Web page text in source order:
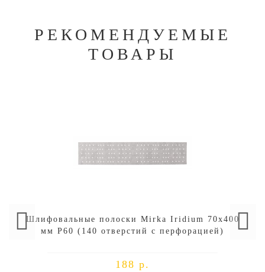
РЕКОМЕНДУЕМЫЕ
ТОВАРЫ
Шлифовальные полоски Mirka Iridium 70х400
мм P60 (140 отверстий с перфорацией)
188 р.